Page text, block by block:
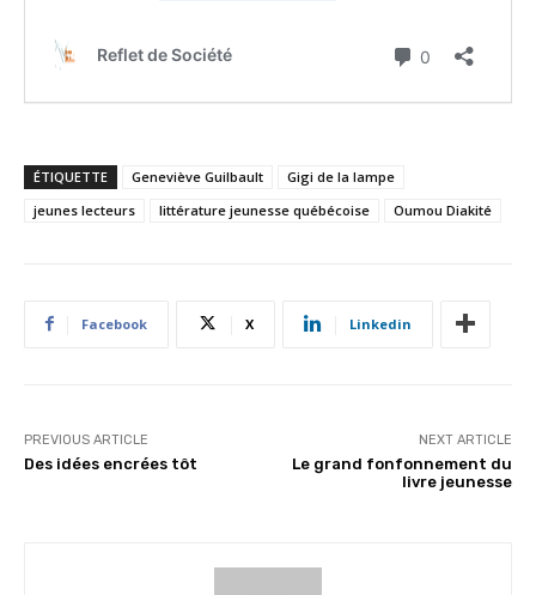
ÉTIQUETTE Geneviève Guilbault
Gigi de la lampe
jeunes lecteurs
littérature jeunesse québécoise Oumou Diakité
Facebook X Linkedin
PREVIOUS ARTICLE
Des idées encrées tôt
NEXT ARTICLE
Le grand fonfonnement du
livre jeunesse